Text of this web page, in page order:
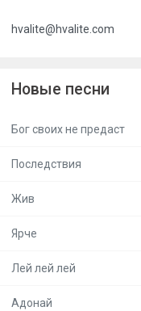
hvalite@hvalite.com
Новые песни
Бог своих не предаст
Последствия
Жив
Ярче
Лей лей лей
Адонай